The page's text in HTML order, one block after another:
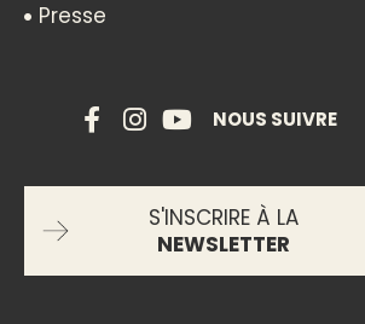
Presse
NOUS SUIVRE
S'INSCRIRE À LA
NEWSLETTER